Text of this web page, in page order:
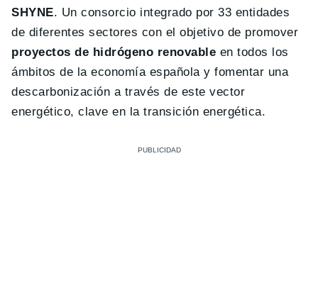
SHYNE. Un consorcio integrado por 33 entidades
de diferentes sectores con el objetivo de promover
proyectos de hidrógeno renovable en todos los
ámbitos de la economía española y fomentar una
descarbonización a través de este vector
energético, clave en la transición energética.